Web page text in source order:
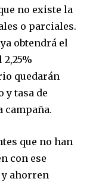
no existe la
o parciales.
obtendrá el
quedarán
y tasa de
que no han
con ese
ahorren